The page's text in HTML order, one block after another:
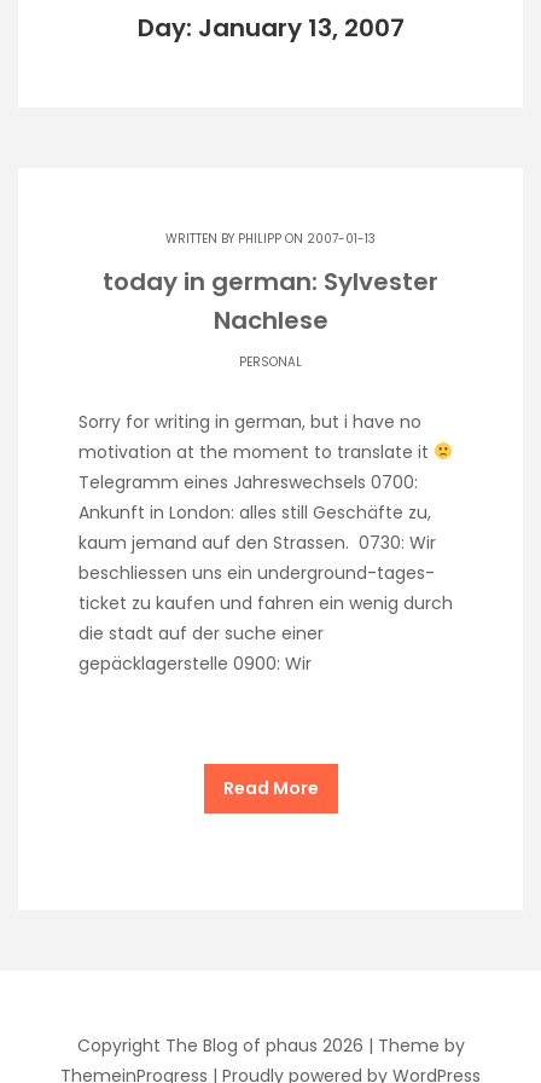
Day: January 13, 2007
WRITTEN BY PHILIPP ON 2007-01-13
today in german: Sylvester
Nachlese
PERSONAL
Sorry for writing in german, but i have no
motivation at the moment to translate it
Telegramm eines Jahreswechsels 0700:
Ankunft in London: alles still Geschäfte zu,
kaum jemand auf den Strassen. 0730: Wir
beschliessen uns ein underground-tages-
ticket zu kaufen und fahren ein wenig durch
die stadt auf der suche einer
gepäcklagerstelle 0900: Wir
Read More
Copyright The Blog of phaus 2026 | Theme by
ThemeinProgress | Proudly powered by WordPress